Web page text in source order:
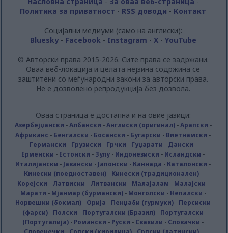
Политика за приватност - RSS доводи - Контакт
Социјални медиуми (само на англиски):
Bluesky- Facebook - Instagram - X- YouTube
© Авторски права 2015-2026. Сите права се задржани.
Оваа веб-локација и целата нејзина содржина се
заштитени со меѓународни закони за авторски права.
Не е дозволено репродукција без дозвола.
Оваа страница е достапна и на овие јазици:
Азербејџански -Албански -Англиски (оригинал)-Арапски -
Африканс - Бенгалски - Босански - Бугарски - Виетнамски -
Германски - Грузиски - Грчки - Гуџарати - Дански -
Ерменски - Естонски - Зулу - Индонезиски - Исландски -
Италијански - Јавански - Јапонски - Каннада - Каталонски -
Кинески (поедноставен)- Кинески (традиционален)-
Корејски - Латвиски - Литвански - Малајалам - Малајски -
Марати - Мјанмар (бурмански)- Монголски - Непалски -
Норвешки (бокмал) - Орија - Пенџаби (гурмуки) - Персиски
(фарси) - Полски - Португалски (Бразил) - Португалски
(Португалија) - Романски - Руски - Свахили - Словачки -